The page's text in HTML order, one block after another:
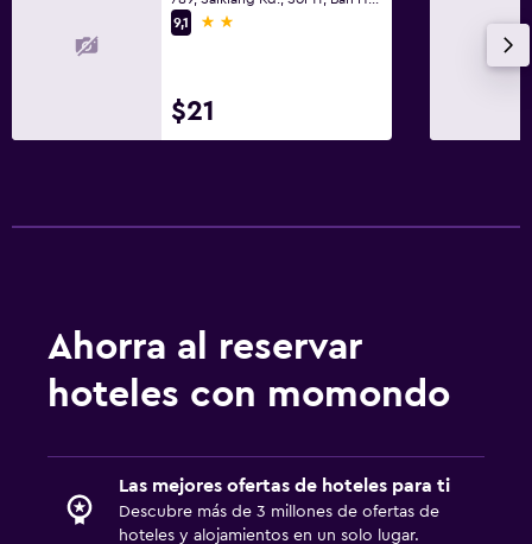
9,1
2 estrellas
$21
Ahorra al reservar
hoteles con momondo
Las mejores ofertas de hoteles para ti
Descubre más de 3 millones de ofertas de
hoteles y alojamientos en un solo lugar.